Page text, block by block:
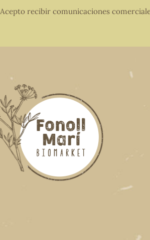
Acepto recibir comunicaciones